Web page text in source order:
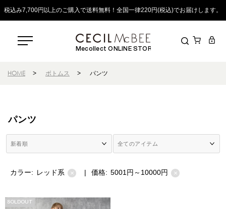
税込み7,700円以上のご購入で送料無料！全国一律220円(税込)でお届けします。
Mecollect ONLINE STORE
HOME > ボトムス > パンツ
パンツ
カラー: レッド系 × | 価格: 5001円～10000円 ×
SOLDOUT